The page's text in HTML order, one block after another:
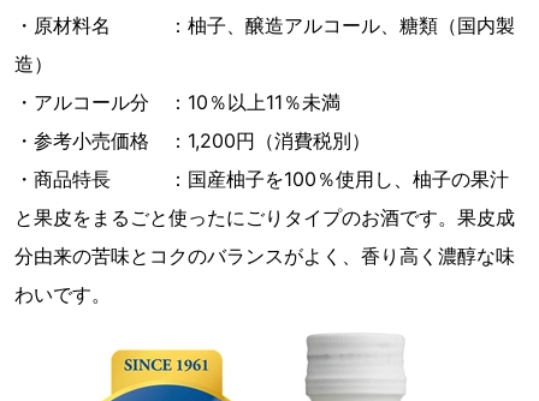
・原材料名 ：柚子、醸造アルコール、糖類（国内製
造）
・アルコール分 ：10％以上11％未満
・参考小売価格 ：1,200円（消費税別）
・商品特長 ：国産柚子を100％使用し、柚子の果汁
と果皮をまるごと使ったにごりタイプのお酒です。果皮成
分由来の苦味とコクのバランスがよく、香り高く濃醇な味
わいです。